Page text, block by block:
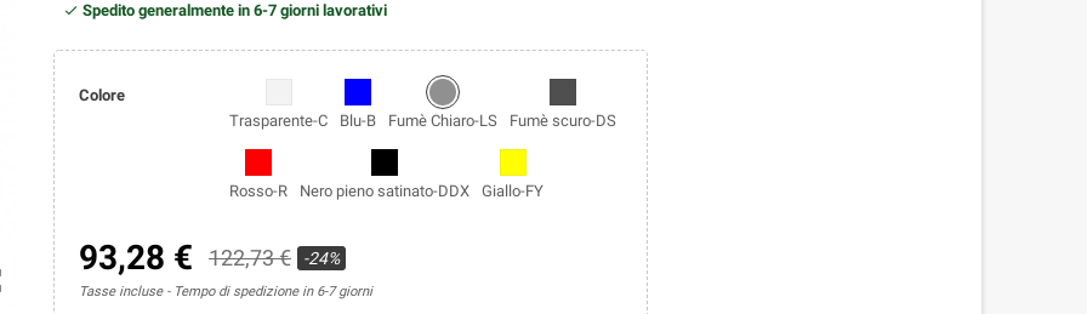
Spedito generalmente in 6-7 giorni lavorativi
Colore
Trasparente-C
Blu-B Fumè Chiaro-LS Fumè scuro-DS
Rosso-R Nero pieno satinato-DDX Giallo-FY
93,28 € 122,73 € -24%
Tasse incluse Tempo di spedizione in 6-7 giorni